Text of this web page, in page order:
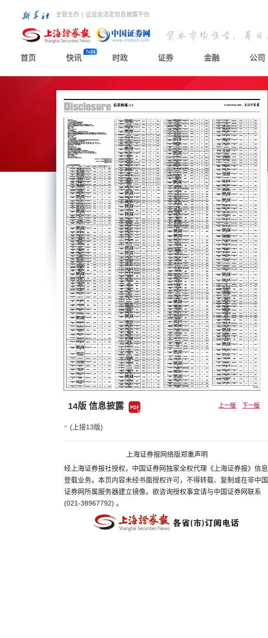
主管主办 证监会法定信息披露平台
首页 快讯 时政 证券 金融 公司
14版 信息披露 上一版 下一版
(上接13版)
上海证券报网络版郑重声明
经上海证券报社授权，中国证券网独家全权代理《上海证券报》信息
登载业务。本页内容未经书面授权许可，不得转载、复制或在非中国
证券网所属服务器建立镜像。欲咨询授权事宜请与中国证券网联系
(021-38967792) 。